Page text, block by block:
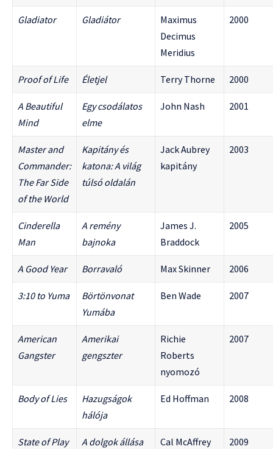
Gladiator Gladiátor
Maximus
Decimus
Meridius
2000
Proof of Life Életjel Terry Thorne 2000
A Beautiful
Mind
Egy csodálatos
elme
John Nash 2001
Master and
Commander:
The Far Side
of the World
Kapitány és
katona: A világ
túlsó oldalán
Jack Aubrey
kapitány
2003
Cinderella
Man
A remény
bajnoka
James J.
Braddock
2005
A Good Year Borravaló Max Skinner 2006
3:10 to Yuma
Börtönvonat
Yumába
Ben Wade 2007
American
Gangster
Amerikai
gengszter
Richie
Roberts
nyomozó
2007
Body of Lies
Hazugságok
hálója
Ed Hoffman 2008
State of Play A dolgok állása Cal McAffrey 2009